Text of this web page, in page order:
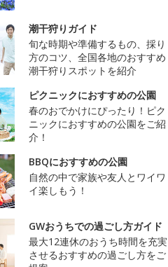
潮干狩りガイド
旬な時期や準備するもの、採り
方のコツ、全国各地のおすすめ
潮干狩りスポットを紹介
ピクニックにおすすめの公園
春のおでかけにぴったり！ピク
ニックにおすすめの公園をご紹
介！
BBQにおすすめの公園
自然の中で家族や友人とワイワ
イ楽しもう！
GWおうちでの過ごし方ガイド
最大12連休のおうち時間を充実
させるおすすめの過ごし方をご